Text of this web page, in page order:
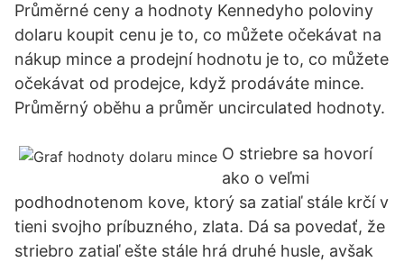
Průměrné ceny a hodnoty Kennedyho poloviny
dolaru koupit cenu je to, co můžete očekávat na
nákup mince a prodejní hodnotu je to, co můžete
očekávat od prodejce, když prodáváte mince.
Průměrný oběhu a průměr uncirculated hodnoty.
O striebre sa hovorí
ako o veľmi
podhodnotenom kove, ktorý sa zatiaľ stále krčí v
tieni svojho príbuzného, zlata. Dá sa povedať, že
striebro zatiaľ ešte stále hrá druhé husle, avšak